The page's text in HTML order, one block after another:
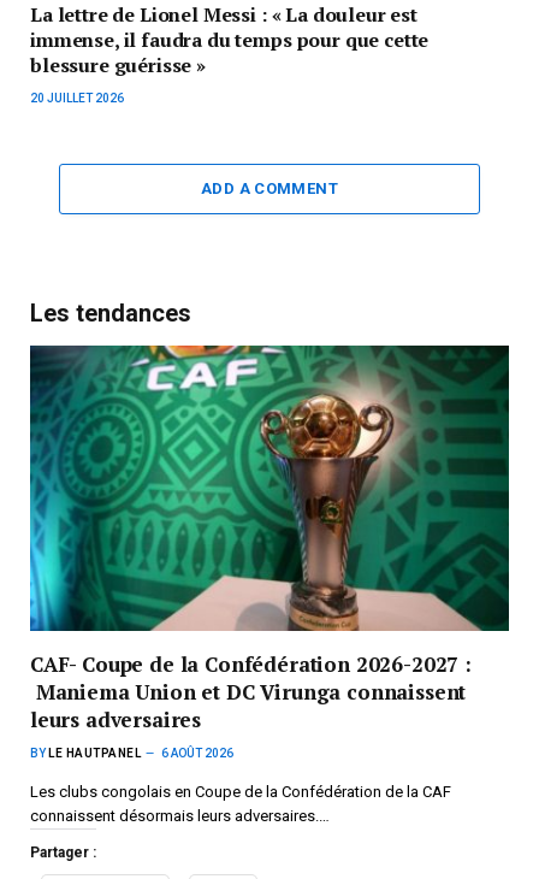
La lettre de Lionel Messi : « La douleur est
immense, il faudra du temps pour que cette
blessure guérisse »
20 JUILLET 2026
ADD A COMMENT
Les tendances
CAF- Coupe de la Confédération 2026-2027 :
Maniema Union et DC Virunga connaissent
leurs adversaires
BY LE HAUTPANEL 6 AOÛT 2026
Les clubs congolais en Coupe de la Confédération de la CAF
connaissent désormais leurs adversaires.…
Partager :